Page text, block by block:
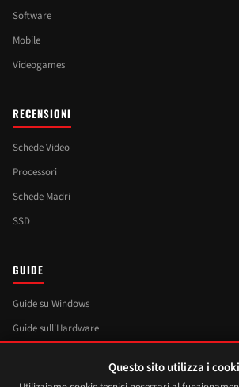
Software
Mobile
Videogames
RECENSIONI
Schede Video
Processori
Schede Madri
SSD
GUIDE
Guide su Windows
Guide sull'Hardware
Questo sito utilizza i